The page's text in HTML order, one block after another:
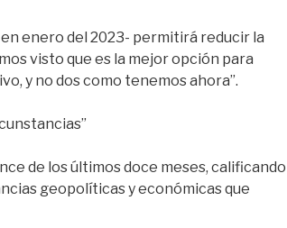
enero del 2023- permitirá reducir la
visto que es la mejor opción para
y no dos como tenemos ahora”.
de los últimos doce meses, calificando
geopolíticas y económicas que